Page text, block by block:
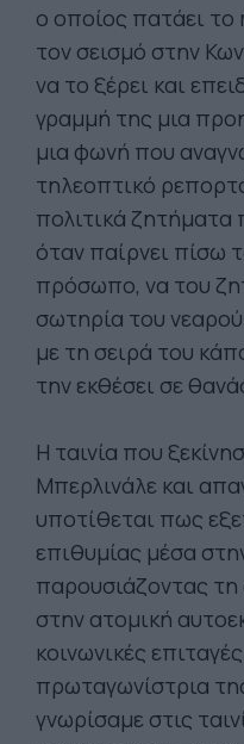
ο οποίος πατάει το
τον σεισμό στην
να το ξέρει και
γραμμή της μια
μια φωνή που
τηλεοπτικό
πολιτικά ζητήματα
όταν παίρνει πίσω
πρόσωπο, να του
σωτηρία του
με τη σειρά του
την εκθέσει σε
Η ταινία που
Μπερλινάλε και
υποτίθεται πως
επιθυμίας μέσα
παρουσιάζοντας
στην ατομική
κοινωνικές
πρωταγωνίστρια
γνωρίσαμε στις